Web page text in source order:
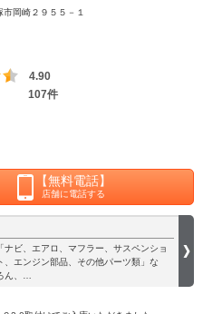
岡崎２９５５－１
4.90
107件
【無料電話】
店舗に電話する
ナビ、エアロ、マフラー、サスペンショ
、エンジン部品、その他パーツ類」な
ん、…